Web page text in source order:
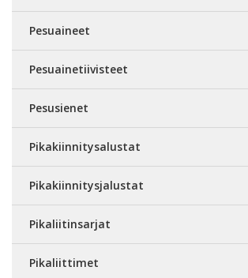
Pesuaineet
Pesuainetiivisteet
Pesusienet
Pikakiinnitysalustat
Pikakiinnitysjalustat
Pikaliitinsarjat
Pikaliittimet